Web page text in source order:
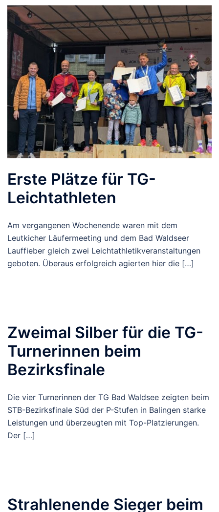
Erste Plätze für TG-
Leichtathleten
Am vergangenen Wochenende waren mit dem
Leutkicher Läufermeeting und dem Bad Waldseer
Lauffieber gleich zwei Leichtathletikveranstaltungen
geboten. Überaus erfolgreich agierten hier die […]
Zweimal Silber für die TG-
Turnerinnen beim
Bezirksfinale
Die vier Turnerinnen der TG Bad Waldsee zeigten beim
STB-Bezirksfinale Süd der P-Stufen in Balingen starke
Leistungen und überzeugten mit Top-Platzierungen.
Der […]
Strahlenende Sieger beim